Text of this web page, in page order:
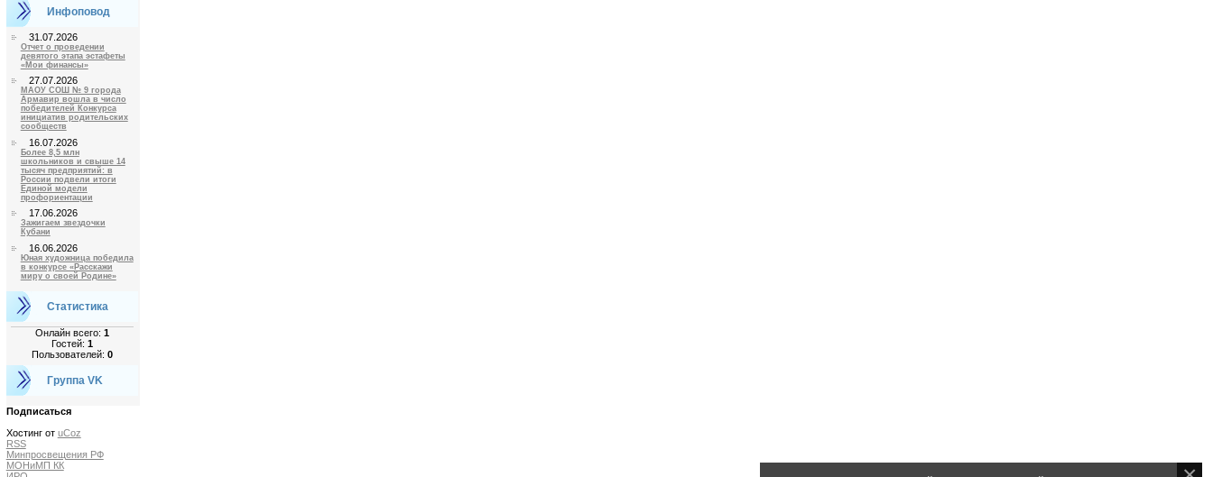
Инфоповод
31.07.2026
Отчет о проведении
девятого этапа эстафеты
«Мои финансы»
27.07.2026
МАОУ СОШ № 9 города
Армавир вошла в число
победителей Конкурса
инициатив родительских
сообществ
16.07.2026
Более 8,5 млн
школьников и свыше 14
тысяч предприятий: в
России подвели итоги
Единой модели
профориентации
17.06.2026
Зажигаем звездочки
Кубани
16.06.2026
Юная художница победила
в конкурсе «Расскажи
миру о своей Родине»
Статистика
Онлайн всего: 1
Гостей: 1
Пользователей: 0
Группа VK
Подписаться
Хостинг от uCoz
RSS
Минпросвещения РФ
МОНиМП КК